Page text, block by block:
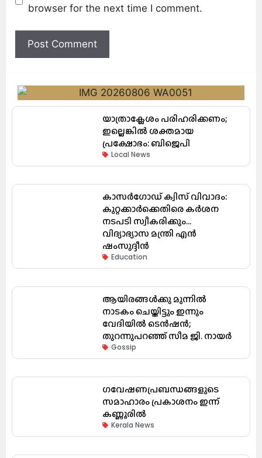
browser for the next time I comment.
യാത്രാക്ലേശം പരിഹരിക്കണം;
ഇല്ലെങ്കിൽ ശക്തമായ
പ്രക്ഷോഭം: ബിജെപി
Local News
കാസർഗോഡ് ക്വിസ് വിവാദം:
കുറ്റക്കാർക്കെതിരെ കർശന
നടപടി സ്വീകരിക്കും…
വിദ്യാഭ്യാസ മന്ത്രി എൻ
ഷംസുദ്ദീൻ
Education
ആയിരങ്ങൾക്കു മുന്നിൽ
നാടകം ചെയ്തിട്ടും ഇന്നും
വേദിയിൽ ടെൻഷൻ;
തുറന്നുപറഞ്ഞ് സീമ ജി. നായർ
Gossip
ഗവേഷണപ്രബന്ധങ്ങളുടെ
സമാഹാരം പ്രകാശനം ഇന്ന്
കണ്ണൂരിൽ
Kerala News